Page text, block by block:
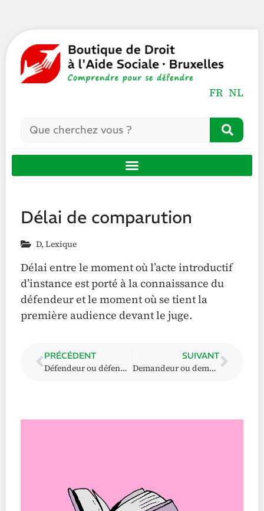
FR NL
Délai de comparution
D, Lexique
Délai entre le moment où l’acte introductif
d’instance est porté à la connaissance du
défendeur et le moment où se tient la
première audience devant le juge.
PRÉCÉDENT
Défendeur ou défenderesse
SUIVANT
Demandeur ou demanderesse